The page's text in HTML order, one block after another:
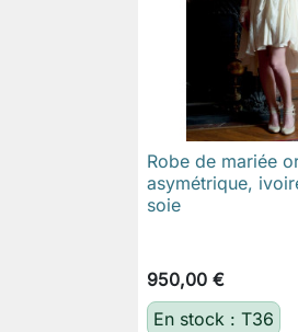
 Aperçu
Robe de mariée
asymétrique,
soie
950,00 €
En stock : T36